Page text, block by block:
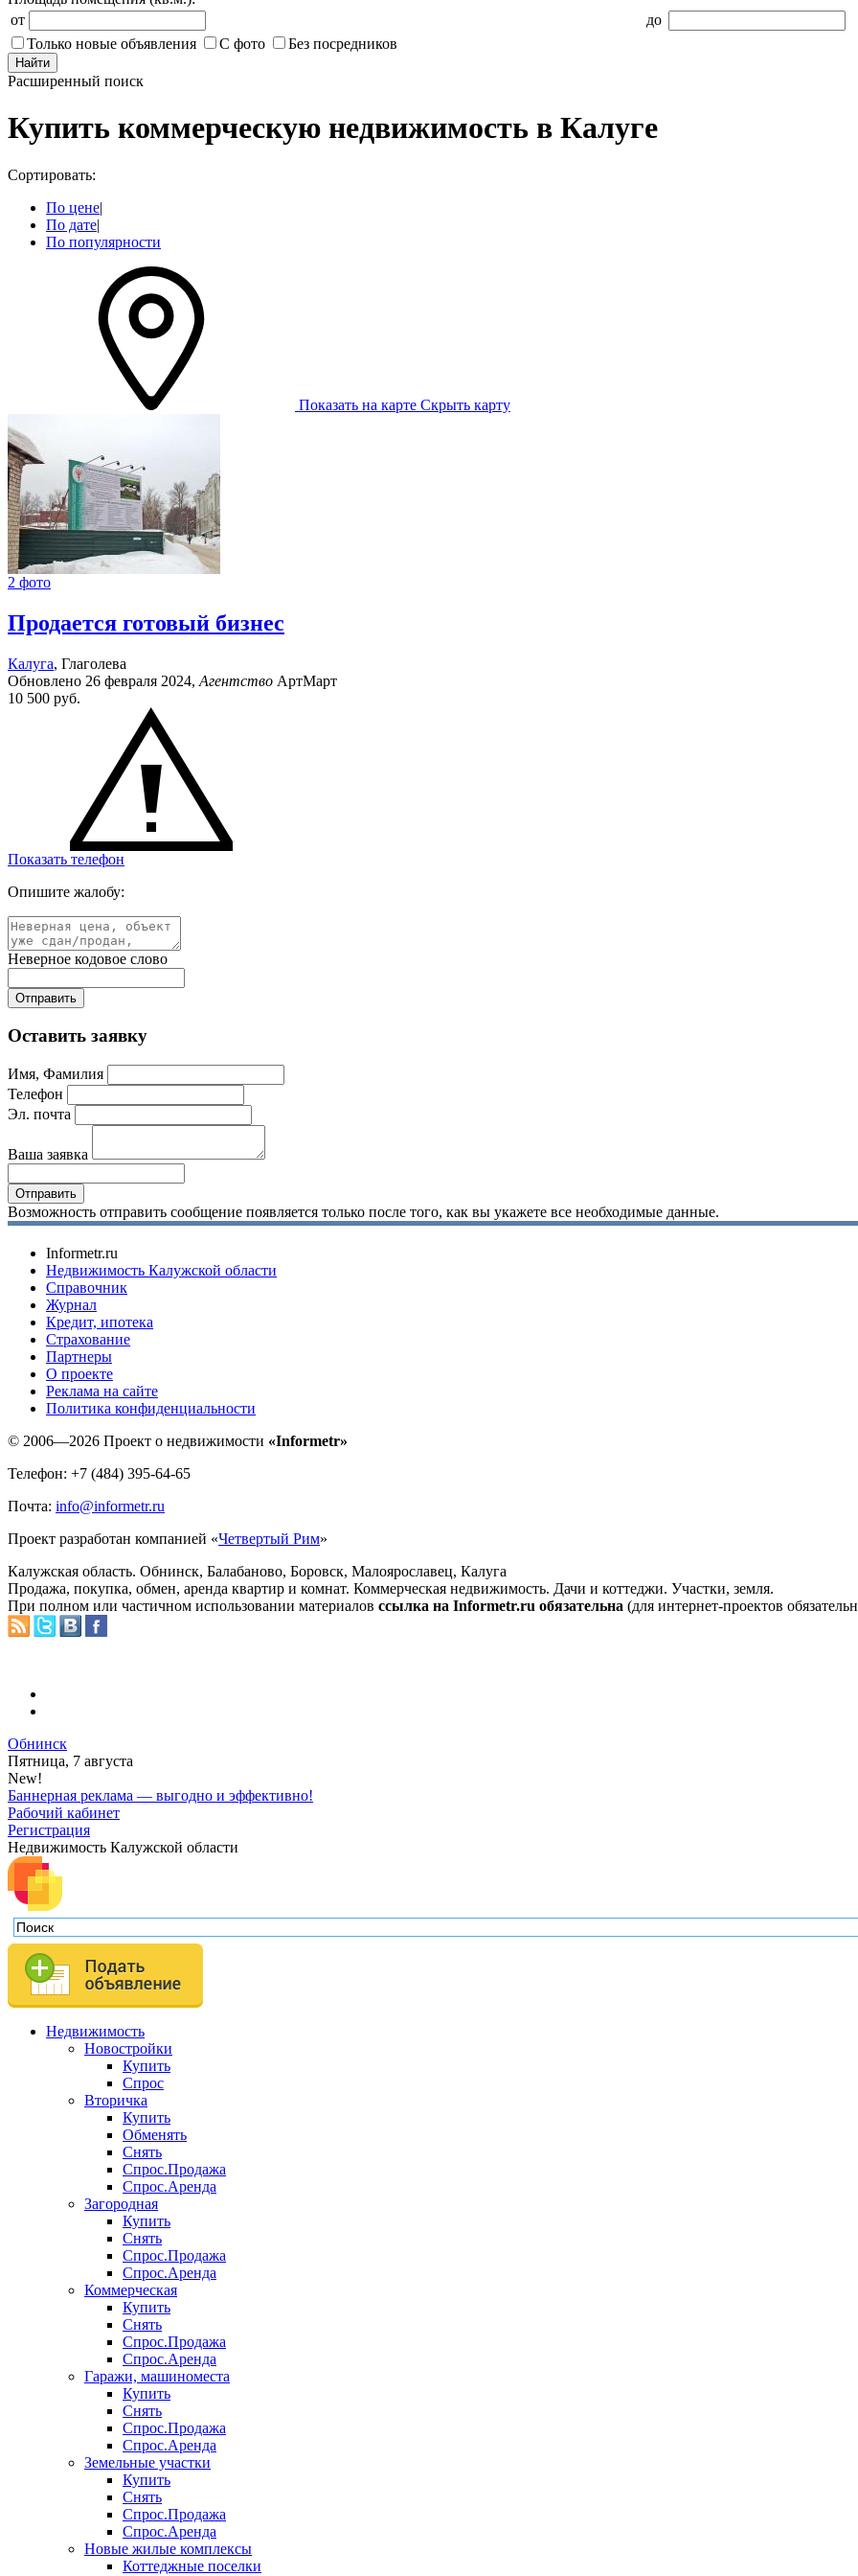
от
до
Только новые объявления
С фото Без посредников
Найти
Расширенный поиск
Купить коммерческую недвижимость в Калуге
Сортировать:
По цене|
По дате|
По популярности
Показать на карте Скрыть карту
2 фото
Продается готовый бизнес
Калуга, Глаголева
Обновлено 26 февраля 2024, Агентство АртМарт
10 500 руб.
Показать телефон
Опишите жалобу:
Неверное кодовое слово
Оставить заявку
Имя, Фамилия
Телефон
Эл. почта
Ваша заявка
Возможность отправить сообщение появляется только после того, как вы укажете все необходимые данные.
Informetr.ru
Недвижимость Калужской области
Справочник
Журнал
Кредит, ипотека
Страхование
Партнеры
O проекте
Реклама на сайте
Политика конфиденциальности
© 2006—2026 Проект о недвижимости «Informetr»
Телефон: +7 (484) 395-64-65
Почта: info@informetr.ru
Проект разработан компанией «Четвертый Рим»
Калужская область. Обнинск, Балабаново, Боровск, Малоярославец, Калуга
Продажа, покупка, обмен, аренда квартир и комнат. Коммерческая недвижимость. Дачи и коттеджи. Участки, земля.
При полном или частичном использовании материалов ссылка на Informetr.ru обязательна (для интернет-проектов
Обнинск
Пятница, 7 августа
New!
Баннерная реклама — выгодно и эффективно!
Рабочий кабинет
Регистрация
Недвижимость Калужской области
Недвижимость
Новостройки
Купить
Спрос
Вторичка
Купить
Обменять
Снять
Спрос.Продажа
Спрос.Аренда
Загородная
Купить
Снять
Спрос.Продажа
Спрос.Аренда
Коммерческая
Купить
Снять
Спрос.Продажа
Спрос.Аренда
Гаражи, машиноместа
Купить
Снять
Спрос.Продажа
Спрос.Аренда
Земельные участки
Купить
Снять
Спрос.Продажа
Спрос.Аренда
Новые жилые комплексы
Коттеджные поселки